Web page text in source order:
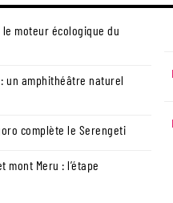
moteur écologique du
un amphithéâtre naturel
complète le Serengeti
mont Meru : l’étape